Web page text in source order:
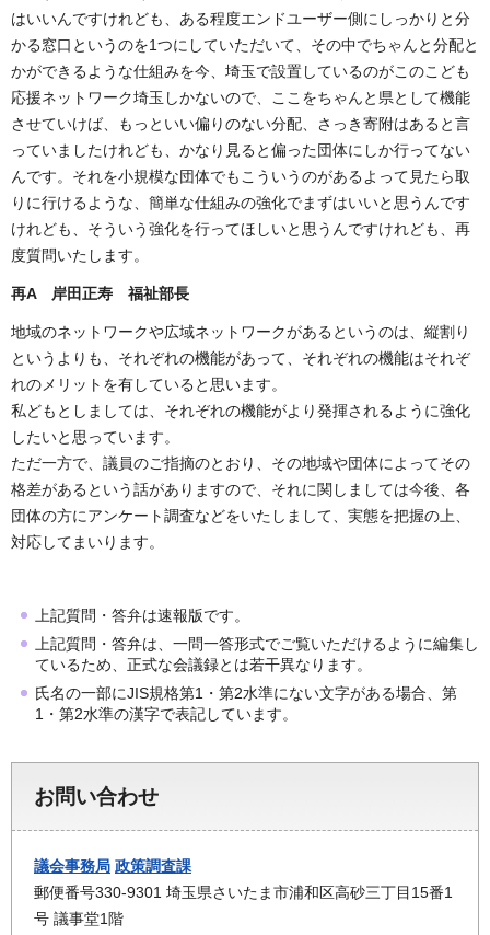
はいいんですけれども、ある程度エンドユーザー側にしっかりと分
かる窓口というのを1つにしていただいて、その中でちゃんと分配と
かができるような仕組みを今、埼玉で設置しているのがこのこども
応援ネットワーク埼玉しかないので、ここをちゃんと県として機能
させていけば、もっといい偏りのない分配、さっき寄附はあると言
っていましたけれども、かなり見ると偏った団体にしか行ってない
んです。それを小規模な団体でもこういうのがあるよって見たら取
りに行けるような、簡単な仕組みの強化でまずはいいと思うんです
けれども、そういう強化を行ってほしいと思うんですけれども、再
度質問いたします。
再A 岸田正寿 福祉部長
地域のネットワークや広域ネットワークがあるというのは、縦割り
というよりも、それぞれの機能があって、それぞれの機能はそれぞ
れのメリットを有していると思います。
私どもとしましては、それぞれの機能がより発揮されるように強化
したいと思っています。
ただ一方で、議員のご指摘のとおり、その地域や団体によってその
格差があるという話がありますので、それに関しましては今後、各
団体の方にアンケート調査などをいたしまして、実態を把握の上、
対応してまいります。
上記質問・答弁は速報版です。
上記質問・答弁は、一問一答形式でご覧いただけるように編集し
ているため、正式な会議録とは若干異なります。
氏名の一部にJIS規格第1・第2水準にない文字がある場合、第
1・第2水準の漢字で表記しています。
お問い合わせ
議会事務局 政策調査課
郵便番号330-9301 埼玉県さいたま市浦和区高砂三丁目15番1
号 議事堂1階